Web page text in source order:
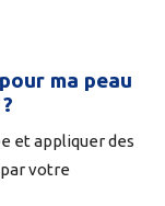
ma peau
et appliquer des
votre